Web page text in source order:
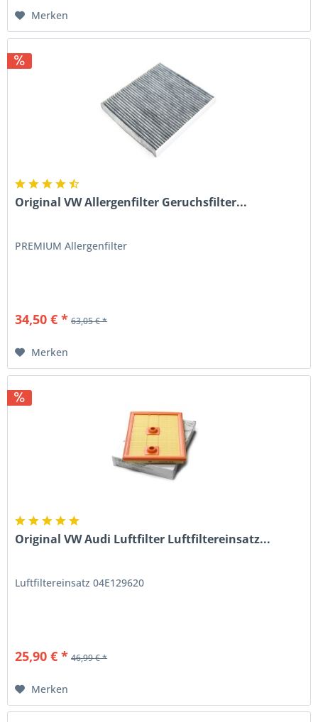
Merken
Original VW Allergenfilter Geruchsfilter...
PREMIUM Allergenfilter
34,50 € * 63,05 € *
Merken
Original VW Audi Luftfilter Luftfiltereinsatz...
Luftfiltereinsatz 04E129620
25,90 € * 46,99 € *
Merken